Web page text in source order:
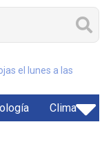
el lunes a las
Clima